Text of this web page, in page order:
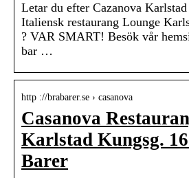
Letar du efter Cazanova
Italiensk restaurang Lounge
? VAR SMART! Besök vår
bar …
http ://brabarer.se › casanova
Casanova
Karlstad Kungsg.
Barer